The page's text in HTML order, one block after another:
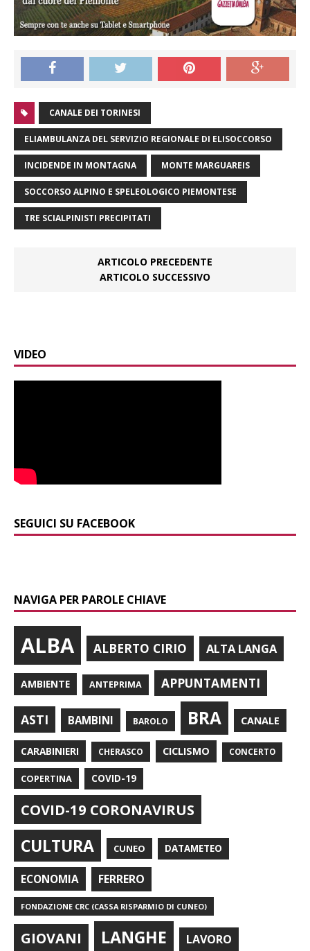
CANALE DEI TORINESI
ELIAMBULANZA DEL SERVIZIO REGIONALE DI ELISOCCORSO
INCIDENDE IN MONTAGNA MONTE MARGUAREIS
SOCCORSO ALPINO E SPELEOLOGICO PIEMONTESE
TRE SCIALPINISTI PRECIPITATI
ARTICOLO PRECEDENTE
ARTICOLO SUCCESSIVO
VIDEO
SEGUICI SU FACEBOOK
NAVIGA PER PAROLE CHIAVE
ALBA ALBERTO CIRIO ALTA LANGA
AMBIENTE ANTEPRIMA APPUNTAMENTI
ASTI BAMBINI BAROLO BRA CANALE
CARABINIERI CHERASCO CICLISMO CONCERTO
COPERTINA COVID-19
COVID-19 CORONAVIRUS
CULTURA CUNEO DATAMETEO
ECONOMIA FERRERO
FONDAZIONE CRC (CASSA RISPARMIO DI CUNEO)
GIOVANI LANGHE LAVORO